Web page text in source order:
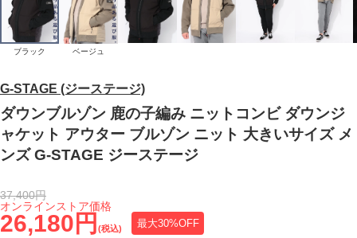
G-STAGE (ジーステージ)
ダウンブルゾン 鹿の子編み ニットコンビ ダウンジ
ャケット アウター ブルゾン ニット 大きいサイズ メ
ンズ G-STAGE ジーステージ
26,180円 (税込) 最大30%OFF
オンラインストア価格
37,400円
ブラック ベージュ